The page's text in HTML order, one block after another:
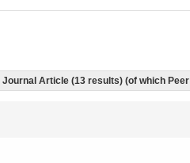
Journal Article (13 results) (of which